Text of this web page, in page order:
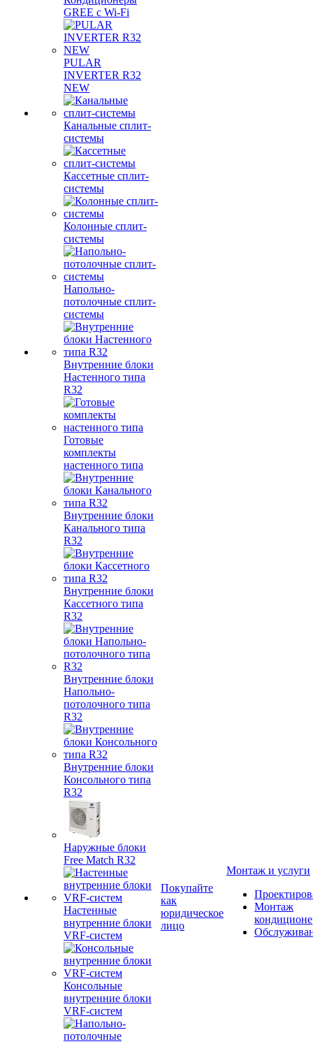
GREE с Wi-Fi
PULAR
INVERTER R32
NEW
Канальные сплит-
системы
Кассетные сплит-
системы
Колонные сплит-
системы
Напольно-
потолочные сплит-
системы
Внутренние блоки
Настенного типа
R32
Готовые
комплекты
настенного типа
Внутренние блоки
Канального типа
R32
Внутренние блоки
Кассетного типа
R32
Внутренние блоки
Напольно-
потолочного типа
R32
Внутренние блоки
Консольного типа
R32
Наружные блоки
Free Match R32
Настенные
внутренние блоки
VRF-систем
Консольные
внутренние блоки
VRF-систем
Покупайте
как
юридическое
лицо
Монтаж и услуги
Монтаж